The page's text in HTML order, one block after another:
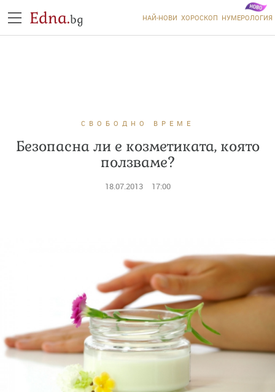
Edna.bg НАЙ-НОВИ ХОРОСКОП НУМЕРОЛОГИЯ
СВОБОДНО ВРЕМЕ
Безопасна ли е козметиката, която
ползваме?
18.07.2013 17:00